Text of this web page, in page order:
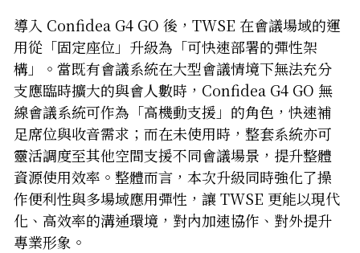
導入 Confidea G4 GO 後，TWSE 在會議場域的運
用從「固定座位」升級為「可快速部署的彈性架
構」。當既有會議系統在大型會議情境下無法充分
支應臨時擴大的與會人數時，Confidea G4 GO 無
線會議系統可作為「高機動支援」的角色，快速補
足席位與收音需求；而在未使用時，整套系統亦可
靈活調度至其他空間支援不同會議場景，提升整體
資源使用效率。整體而言，本次升級同時強化了操
作便利性與多場域應用彈性，讓 TWSE 更能以現代
化、高效率的溝通環境，對內加速協作、對外提升
專業形象。